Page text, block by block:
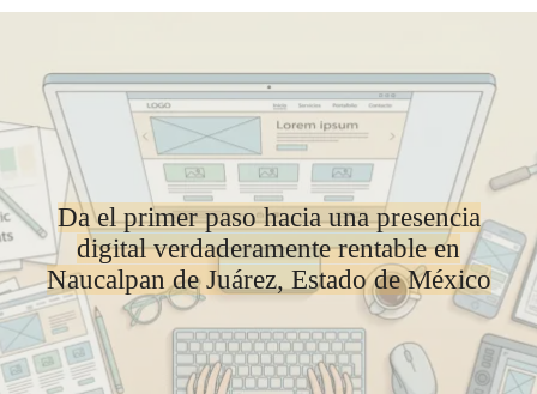
Da el primer paso hacia una presencia
digital verdaderamente rentable en
Naucalpan de Juárez, Estado de México